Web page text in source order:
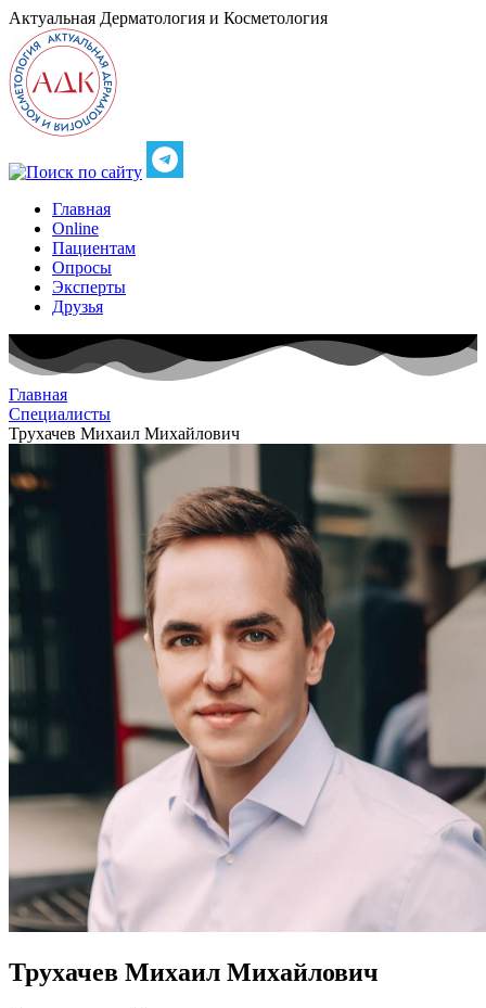
Актуальная Дерматология и Косметология
Главная
Online
Пациентам
Опросы
Эксперты
Друзья
Главная
Специалисты
Трухачев Михаил Михайлович
Трухачев Михаил Михайлович